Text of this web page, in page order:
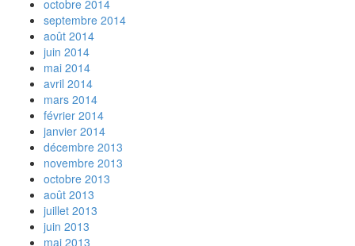
octobre 2014
septembre 2014
août 2014
juin 2014
mai 2014
avril 2014
mars 2014
février 2014
janvier 2014
décembre 2013
novembre 2013
octobre 2013
août 2013
juillet 2013
juin 2013
mai 2013